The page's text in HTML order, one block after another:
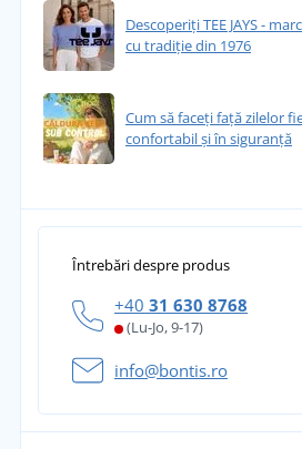
Descoperiți TEE JAYS -
cu tradiție din 1976
Cum să faceți față zilelor
confortabil și în siguranță
Întrebări despre produs
+40 31 630 8768
(Lu-Jo, 9-17)
info@bontis.ro